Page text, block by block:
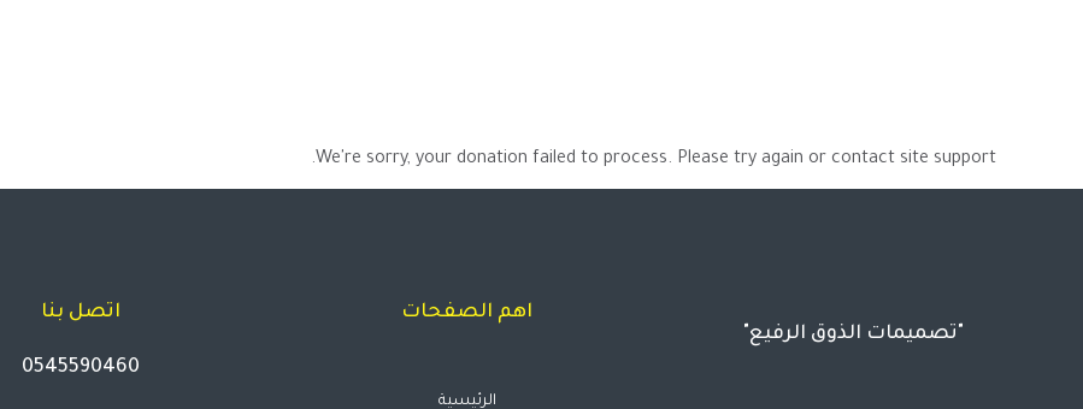
We're sorry, your donation failed to process. Please try again or contact site support.
"تصميمات الذوق الرفيع"
اهم الصفحات
الرئيسية
اتصل بنا
0545590460